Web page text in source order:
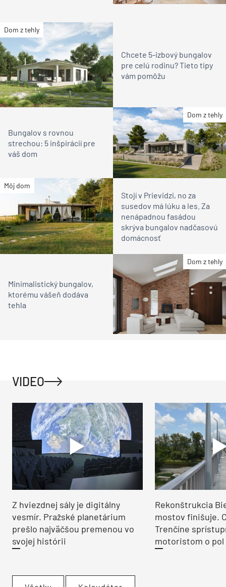
Dom z tehly
Chcete 5-izbový bungalov
pre celú rodinu? Tieto tipy
vám pomôžu
Dom z tehly
Bungalov s rovnou
strechou: 5 inšpirácií pre
váš dom
Môj dom
Stojí v Prievidzi, no za
susedov má lúku a les. Za
nenápadnou fasádou
skrýva bungalov nadčasovú
domácnosť
Dom z tehly
Minimalistický bungalov,
ktorému vášeň dodáva
tehla
VIDEO
Z hviezdnej sály je digitálny
vesmír. Pražské planetárium
prešlo najväčšou premenou vo
svojej histórii
Rekonštrukcia
mostov finišuje.
Trenčíne
motoristom o pol